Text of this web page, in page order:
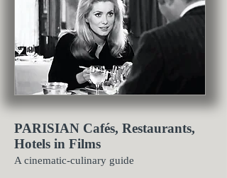
PARISIAN Cafés, Restaurants,
Hotels in Films
A cinematic-culinary guide